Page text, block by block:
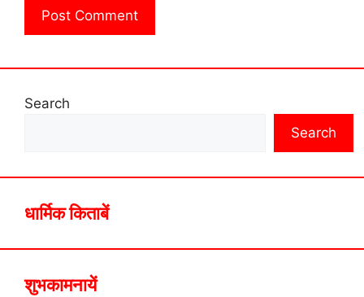
Search
Search
धार्मिक किताबें
शुभकामनायें